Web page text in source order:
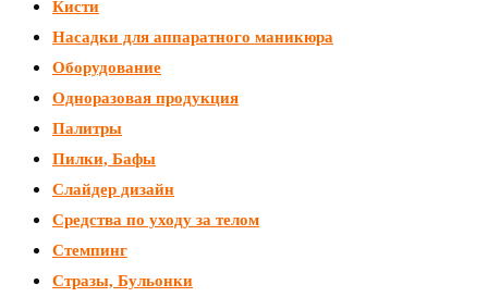
Кисти
Насадки для аппаратного маникюра
Оборудование
Одноразовая продукция
Палитры
Пилки, Бафы
Слайдер дизайн
Средства по уходу за телом
Стемпинг
Стразы, Бульонки